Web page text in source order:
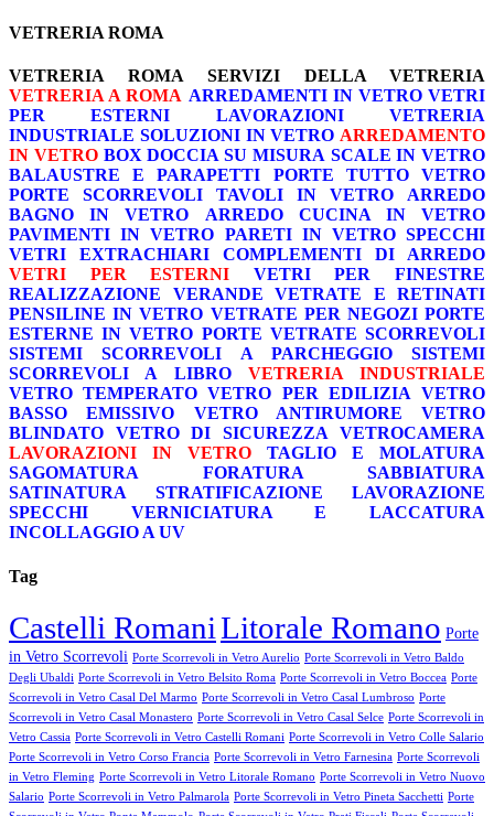
VETRERIA ROMA
VETRERIA ROMA
SERVIZI DELLA VETRERIA
VETRERIA A ROMA ARREDAMENTI IN VETRO VETRI
PER ESTERNI
LAVORAZIONI
VETRERIA
INDUSTRIALE SOLUZIONI IN VETRO ARREDAMENTO
IN VETRO BOX DOCCIA SU MISURA SCALE IN VETRO
BALAUSTRE E PARAPETTI
PORTE TUTTO VETRO
PORTE SCORREVOLI
TAVOLI IN VETRO
ARREDO
BAGNO IN VETRO
ARREDO CUCINA IN VETRO
PAVIMENTI IN VETRO PARETI IN VETRO SPECCHI
VETRI EXTRACHIARI
COMPLEMENTI DI ARREDO
VETRI PER ESTERNI
VETRI PER FINESTRE
REALIZZAZIONE VERANDE
VETRATE E RETINATI
PENSILINE IN VETRO VETRATE PER NEGOZI PORTE
ESTERNE IN VETRO PORTE VETRATE SCORREVOLI
SISTEMI SCORREVOLI A PARCHEGGIO
SISTEMI
SCORREVOLI A LIBRO
VETRERIA INDUSTRIALE
VETRO TEMPERATO VETRO PER EDILIZIA VETRO
BASSO EMISSIVO
VETRO ANTIRUMORE
VETRO
BLINDATO
VETRO DI SICUREZZA
VETROCAMERA
LAVORAZIONI IN VETRO
TAGLIO E MOLATURA
SAGOMATURA
FORATURA
SABBIATURA
SATINATURA
STRATIFICAZIONE
LAVORAZIONE
SPECCHI
VERNICIATURA E LACCATURA
INCOLLAGGIO A UV
Tag
Castelli RomaniLitorale Romano Porte
in Vetro Scorrevoli Porte Scorrevoli in Vetro Aurelio Porte Scorrevoli in Vetro Baldo
Degli Ubaldi Porte Scorrevoli in Vetro Belsito Roma Porte Scorrevoli in Vetro Boccea Porte
Scorrevoli in Vetro Casal Del Marmo Porte Scorrevoli in Vetro Casal Lumbroso Porte
Scorrevoli in Vetro Casal Monastero Porte Scorrevoli in Vetro Casal Selce Porte Scorrevoli in
Vetro Cassia Porte Scorrevoli in Vetro Castelli Romani Porte Scorrevoli in Vetro Colle Salario
Porte Scorrevoli in Vetro Corso Francia Porte Scorrevoli in Vetro Farnesina Porte Scorrevoli
in Vetro Fleming Porte Scorrevoli in Vetro Litorale Romano Porte Scorrevoli in Vetro Nuovo
Salario Porte Scorrevoli in Vetro Palmarola Porte Scorrevoli in Vetro Pineta Sacchetti Porte